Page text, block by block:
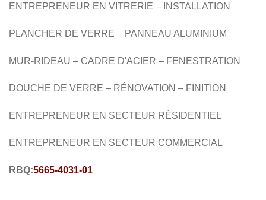
VITRERIE -VERRE THERMOS PORTES ET FENETRES
PLANCHER DE VERRE INSTALLATION RÉNOVATION
ENTREPRENEUR EN VITRERIE – INSTALLATION
PLANCHER DE VERRE – PANNEAU ALUMINIUM
MUR-RIDEAU – CADRE D'ACIER – FENESTRATION
DOUCHE DE VERRE – RÉNOVATION – FINITION
ENTREPRENEUR EN SECTEUR RÉSIDENTIEL
ENTREPRENEUR EN SECTEUR COMMERCIAL
RBQ:5665-4031-01